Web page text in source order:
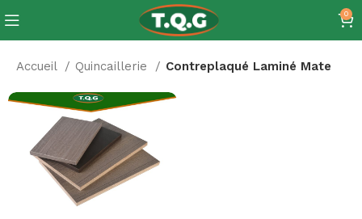
0
Accueil Quincaillerie Contreplaqué Laminé Mate